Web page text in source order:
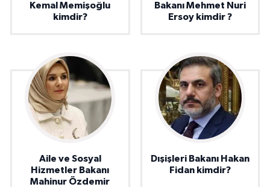
Kemal Memişoğlu
kimdir?
Bakanı Mehmet Nuri
Ersoy kimdir ?
Aile ve Sosyal
Hizmetler Bakanı
Mahinur Özdemir
Dışişleri Bakanı Hakan
Fidan kimdir?